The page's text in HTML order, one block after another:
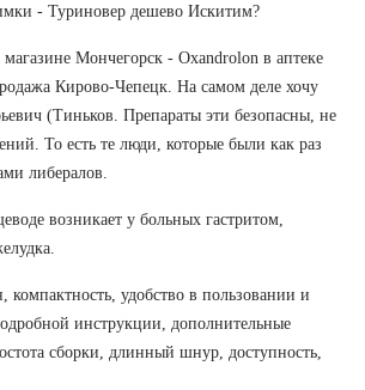
- Туриновер дешево Искитим?
Мончегорск - Oxandrolon в аптеке
Кирово-Чепецк. На самом деле хочу
(Тиньков. Препараты эти безопасны, не
То есть те люди, которые были как раз
либералов.
возникает у больных гастритом,
компактность, удобство в пользовании и
инструкции, дополнительные
сборки, длинный шнур, доступность,